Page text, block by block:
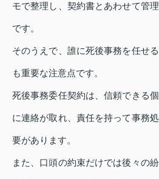
モで整理し、契約書とあわせて管
です。
そのうえで、誰に死後事務を任せ
も重要な注意点です。
死後事務委任契約は、信頼できる
に連絡が取れ、責任を持って事務
要があります。
また、口頭の約束だけでは後々の